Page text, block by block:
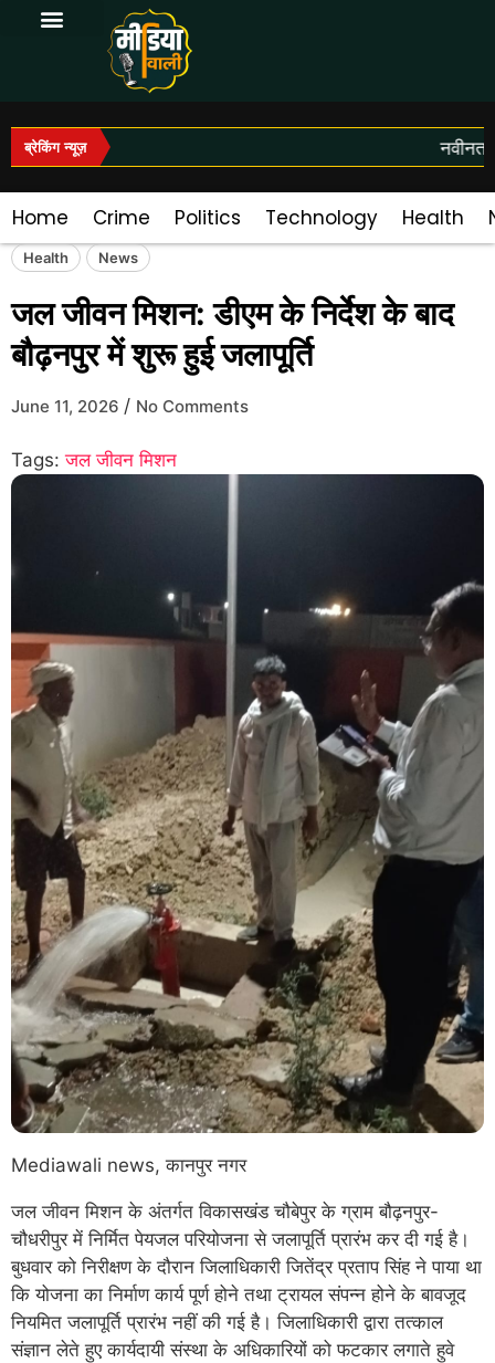
ब्रेकिंग न्यूज़
Home Crime Politics Technology Health
Health News
जल जीवन मिशन: डीएम के निर्देश के बाद
बौढ़नपुर में शुरू हुई जलापूर्ति
June 11, 2026 / No Comments
Tags:जल जीवन मिशन
Mediawali news, कानपुर नगर
जल जीवन मिशन के अंतर्गत विकासखंड चौबेपुर के ग्राम बौढ़नपुर-
चौधरीपुर में निर्मित पेयजल परियोजना से जलापूर्ति प्रारंभ कर दी गई है।
बुधवार को निरीक्षण के दौरान जिलाधिकारी जितेंद्र प्रताप सिंह ने पाया था
कि योजना का निर्माण कार्य पूर्ण होने तथा ट्रायल संपन्न होने के बावजूद
नियमित जलापूर्ति प्रारंभ नहीं की गई है। जिलाधिकारी द्वारा तत्काल
संज्ञान लेते हुए कार्यदायी संस्था के अधिकारियों को फटकार लगाते हुवे